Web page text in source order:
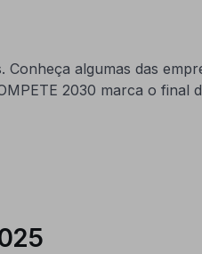
algumas das
2030 marca o final